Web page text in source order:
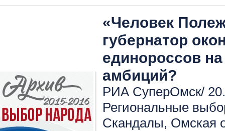
«Человек
губернатор
единороссов
амбиций?
РИА СуперОмск/
Региональные
Скандалы, Омская